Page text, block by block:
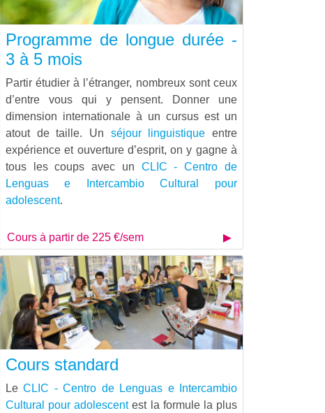
Programme de longue durée -
3 à 5 mois
Partir étudier à l’étranger, nombreux sont ceux
d’entre vous qui y pensent. Donner une
dimension internationale à un cursus est un
atout de taille. Un séjour linguistique entre
expérience et ouverture d’esprit, on y gagne à
tous les coups avec un CLIC - Centro de
Lenguas e Intercambio Cultural pour
adolescent.
Cours à partir de 225 €/sem
Cours standard
LeCLIC - Centro de Lenguas e Intercambio
Cultural pour adolescentest la formule la plus